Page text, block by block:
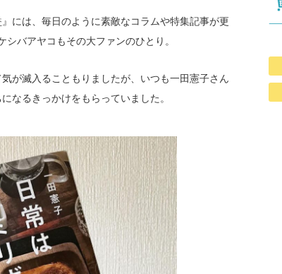
』には、毎日のように素敵なコラムや特集記事が更
バアヤコもその大ファンのひとり。
が滅入ることもりましたが、いつも一田憲子さん
なるきっかけをもらっていました。